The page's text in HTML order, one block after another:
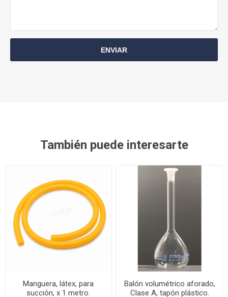
También puede interesarte
Manguera, látex, para
succión, x 1 metro.
Balón volumétrico aforado,
Clase A, tapón plástico.